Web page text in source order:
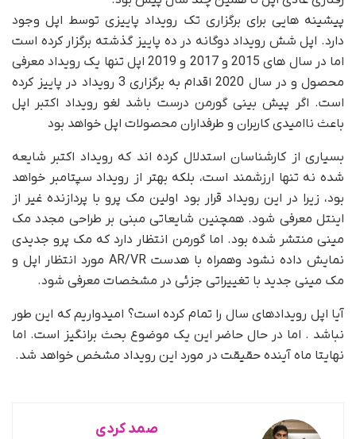
پیشینه هایی برای برگزاری تک رویداد پاییزی توسط اپل وجود
دارد. اپل شش رویداد دوگانه در ده پاییز گذشته برگزار کرده است
اما در سال های 2015 و 2017 و 2019 اپل تنها یک رویداد معرفی
محصول و در سال 2020 اقدام به برگزاری 3 رویداد در پاییز کرده
است. اگر پیش بینی گورمن درست باشد لغو رویداد اکتبر اپل
باعث ناامیدی کاربران و طرفداران محصولات اپل خواهد بود
بسیاری از کارشناسان استدلال کرده اند که رویداد اکتبر شایعه
شده نه تنها ارزشمند است، بلکه بهتر از رویداد سپتامبر خواهد
بود، زیرا در این رویداد قرار بود اولین مک پرو با پردازنده غیر از
اینتل معرفی شود. همچنین شایعاتی مبنی بر طراحی مجدد مک
مینی منتشر شده بود. اما گورمن انتظار دارد که مک پرو جدیدی
نمایش داده نشود وهمراه با هدست AR/VR مورد انتظار اپل و
مک مینی جدید با تغییراتی جزئی در مشخصات معرفی شود.
آیا اپل رویدادهای سال را تمام کرده است؟ امیدواریم که این طور
نباشد . اما در حال حاضر این یک موضوع بحث برانگیز است. اما
نهایتا ماه آینده حقیقت در مورد این رویداد مشخص خواهد شد.
صمد کردی